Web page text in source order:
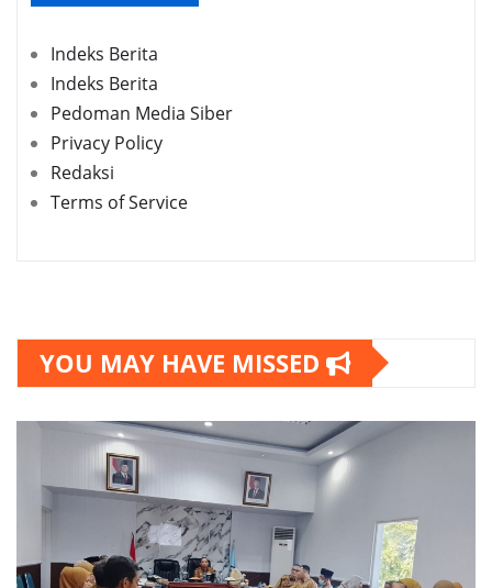
Indeks Berita
Indeks Berita
Pedoman Media Siber
Privacy Policy
Redaksi
Terms of Service
YOU MAY HAVE MISSED